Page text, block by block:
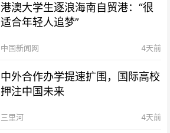
港澳大学生逐浪海南自贸港：“很
适合年轻人追梦”
中国新闻网 4天前
中外合作办学提速扩围，国际高校
押注中国未来
三里河 4天前